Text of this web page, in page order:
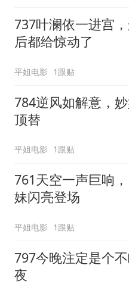
737叶澜依一进宫
后都给惊动了
平姐电影 1跟贴
784逆风如解意，
顶替
平姐电影 1跟贴
761天空一声巨响
妹闪亮登场
平姐电影 1跟贴
797今晚注定是个
夜